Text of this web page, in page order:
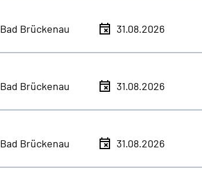
Bad Brückenau 31.08.2026
Bad Brückenau 31.08.2026
Bad Brückenau 31.08.2026